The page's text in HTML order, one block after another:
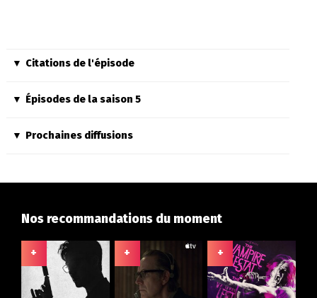
Citations de l'épisode
Épisodes de la saison 5
Prochaines diffusions
Nos recommandations du moment
+ + +